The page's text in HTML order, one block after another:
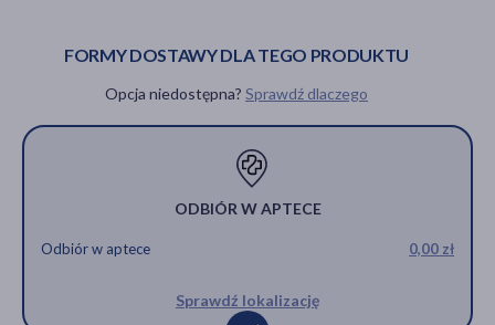
FORMY DOSTAWY DLA TEGO PRODUKTU
Opcja niedostępna? Sprawdź dlaczego
ODBIÓR W APTECE
Odbiór w aptece 0,00 zł
Sprawdź lokalizację